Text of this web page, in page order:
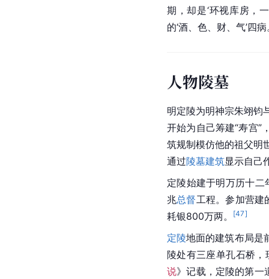
期，却是‘环视库房，
的‘酒、色、财、气’四
人物陵墓
明定陵为明神宗朱翊钧
开始为自己筹建“寿宫”
筑规制模仿他的祖父明
通过陵墓建筑显示自己
定陵始建于明万历十
兆总督工程。参加营
耗银800万两。
[47]
定陵地面的建筑布局是
陵处有三座单孔石桥
说》记载，定陵的第一